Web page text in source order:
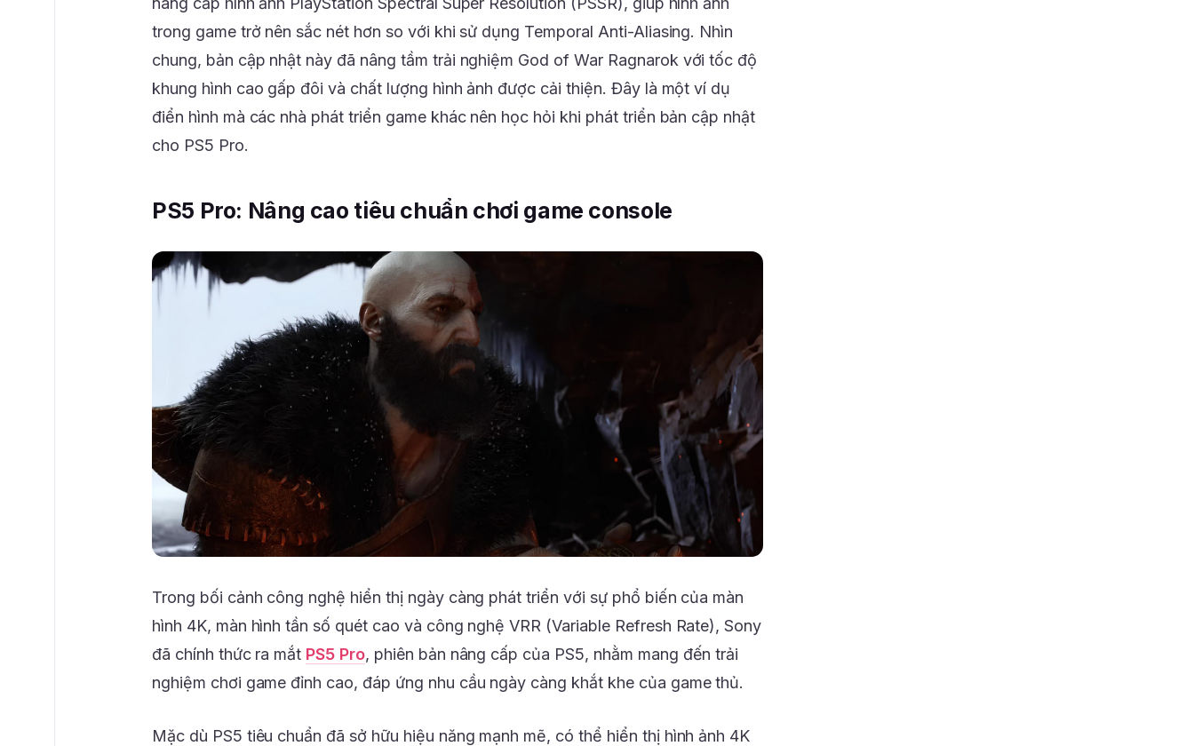
trong game trở nên sắc nét hơn so với khi sử dụng Temporal Anti-Aliasing. Nhìn
chung, bản cập nhật này đã nâng tầm trải nghiệm God of War Ragnarok với tốc độ
khung hình cao gấp đôi và chất lượng hình ảnh được cải thiện. Đây là một ví dụ
điển hình mà các nhà phát triển game khác nên học hỏi khi phát triển bản cập nhật
cho PS5 Pro.
PS5 Pro: Nâng cao tiêu chuẩn chơi game console
Trong bối cảnh công nghệ hiển thị ngày càng phát triển với sự phổ biến của màn
hình 4K, màn hình tần số quét cao và công nghệ VRR (Variable Refresh Rate), Sony
đã chính thức ra mắt PS5 Pro, phiên bản nâng cấp của PS5, nhằm mang đến trải
nghiệm chơi game đỉnh cao, đáp ứng nhu cầu ngày càng khắt khe của game thủ.
Mặc dù PS5 tiêu chuẩn đã sở hữu hiệu năng mạnh mẽ, có thể hiển thị hình ảnh 4K